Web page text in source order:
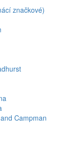
značkové)
Campman